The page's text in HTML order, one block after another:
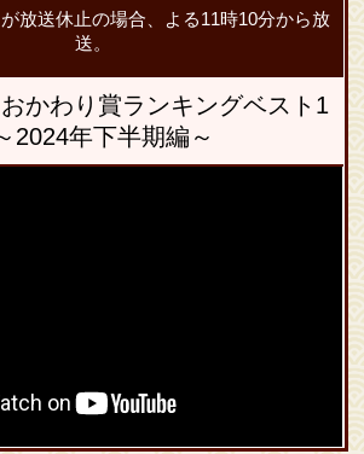
放送休止の場合、よる11時10分から放
送。
かわり賞ランキングベスト1
2024年下半期編～